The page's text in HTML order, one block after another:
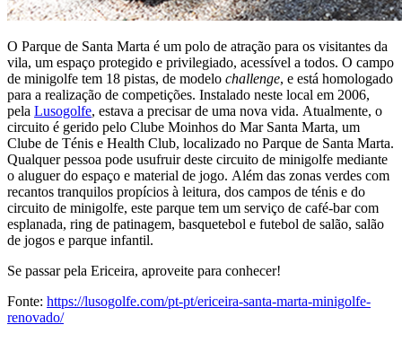
O Parque de Santa Marta é um polo de atração para os visitantes da
vila, um espaço protegido e privilegiado, acessível a todos. O campo
de minigolfe tem 18 pistas, de modelo challenge, e está homologado
para a realização de competições. Instalado neste local em 2006,
pela Lusogolfe, estava a precisar de uma nova vida. Atualmente, o
circuito é gerido pelo Clube Moinhos do Mar Santa Marta, um
Clube de Ténis e Health Club, localizado no Parque de Santa Marta.
Qualquer pessoa pode usufruir deste circuito de minigolfe mediante
o aluguer do espaço e material de jogo. Além das zonas verdes com
recantos tranquilos propícios à leitura, dos campos de ténis e do
circuito de minigolfe, este parque tem um serviço de café-bar com
esplanada, ring de patinagem, basquetebol e futebol de salão, salão
de jogos e parque infantil.
Se passar pela Ericeira, aproveite para conhecer!
Fonte: https://lusogolfe.com/pt-pt/ericeira-santa-marta-minigolfe-
renovado/